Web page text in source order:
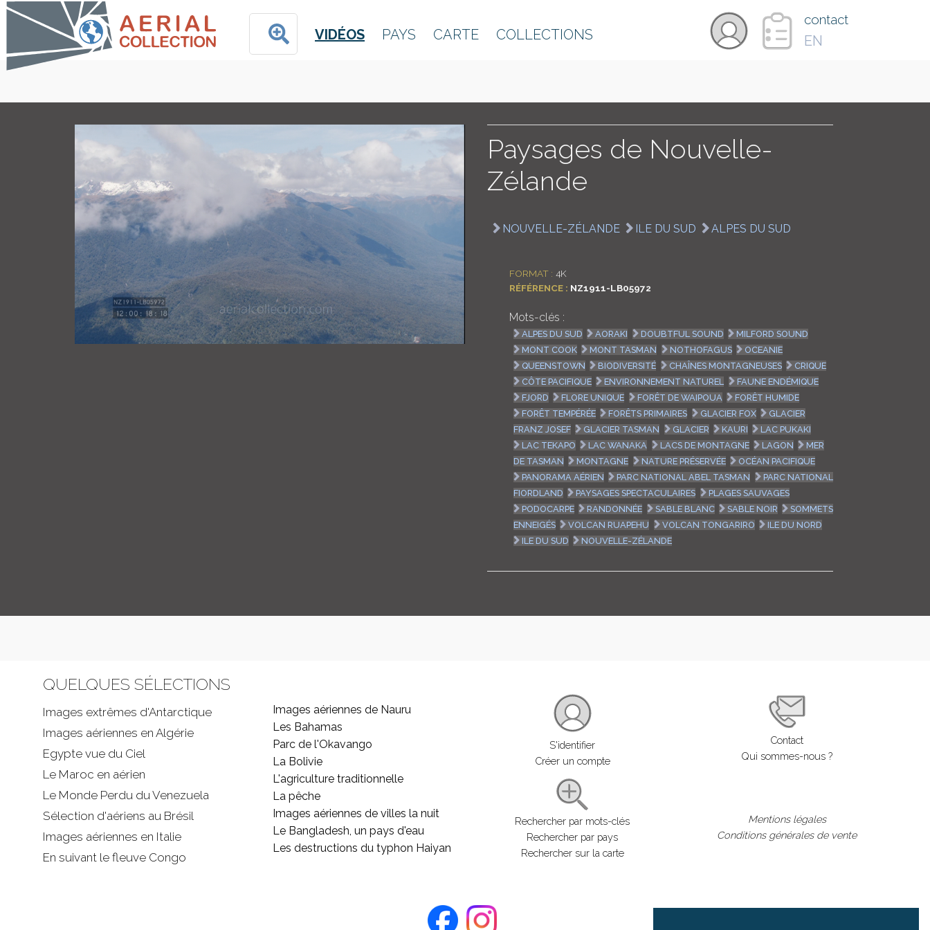
VIDÉOS PAYS CARTE COLLECTIONS
contact
EN
COLLECTIONS
ENGLISH
Paysages de Nouvelle-
Zélande
NOUVELLE-ZÉLANDE ILE DU SUD ALPES DU SUD
FORMAT : 4K
RÉFÉRENCE : NZ1911-LB05972
Mots-clés :
ALPES DU SUD AORAKI DOUBTFUL SOUND
MILFORD SOUND
MONT COOK
MONT TASMAN NOTHOFAGUS
OCEANIE
QUEENSTOWN
BIODIVERSITÉ CHAÎNES MONTAGNEUSES
CRIQUE
CÔTE PACIFIQUE
ENVIRONNEMENT NATUREL
FAUNE ENDÉMIQUE
FJORD
FLORE UNIQUE FORÊT DE WAIPOUA
FORÊT HUMIDE
FORÊT TEMPÉRÉE
FORÊTS PRIMAIRES GLACIER FOX
GLACIER
FRANZ JOSEF
GLACIER TASMAN GLACIER KAURI
LAC PUKAKI
LAC TEKAPO
LAC WANAKA LACS DE MONTAGNE LAGON
MER
DE TASMAN
MONTAGNE NATURE PRÉSERVÉE
OCÉAN PACIFIQUE
PANORAMA AÉRIEN
PARC NATIONAL ABEL TASMAN
PARC NATIONAL
FIORDLAND
PAYSAGES SPECTACULAIRES
PLAGES SAUVAGES
PODOCARPE
RANDONNÉE SABLE BLANC SABLE NOIR
SOMMETS
ENNEIGÉS
VOLCAN RUAPEHU VOLCAN TONGARIRO
ILE DU NORD
ILE DU SUD
NOUVELLE-ZÉLANDE
QUELQUES SÉLECTIONS
Images extrêmes d'Antarctique
Images aériennes en Algérie
Egypte vue du Ciel
Le Maroc en aérien
Le Monde Perdu du Venezuela
Sélection d'aériens au Brésil
Images aériennes en Italie
En suivant le fleuve Congo
Images aériennes de Nauru
Les Bahamas
Parc de l'Okavango
La Bolivie
L'agriculture traditionnelle
La pêche
Images aériennes de villes la nuit
Le Bangladesh, un pays d'eau
Les destructions du typhon Haiyan
S'identifier
Créer un compte
Rechercher par mots-clés
Rechercher par pays
Rechercher sur la carte
Contact
Qui sommes-nous ?
Mentions légales
Conditions générales de vente